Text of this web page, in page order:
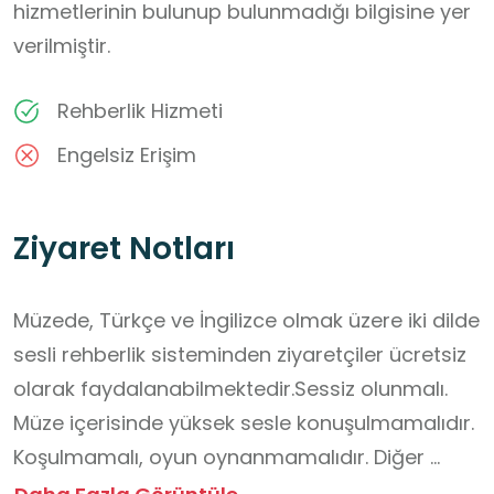
hizmetlerinin bulunup bulunmadığı bilgisine yer
verilmiştir.
Rehberlik Hizmeti
Engelsiz Erişim
Ziyaret Notları
Müzede, Türkçe ve İngilizce olmak üzere iki dilde
sesli rehberlik sisteminden ziyaretçiler ücretsiz
olarak faydalanabilmektedir.Sessiz olunmalı.
Müze içerisinde yüksek sesle konuşulmamalıdır.
Koşulmamalı, oyun oynanmamalıdır. Diğer